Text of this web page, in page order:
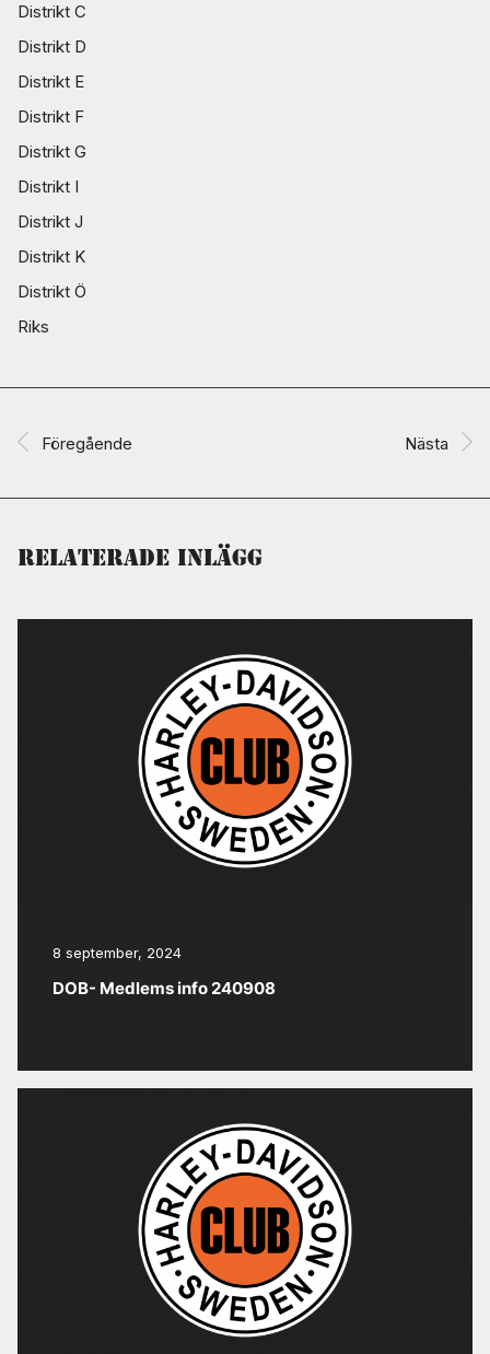
Distrikt C
Distrikt D
Distrikt E
Distrikt F
Distrikt G
Distrikt I
Distrikt J
Distrikt K
Distrikt Ö
Riks
Föregående Nästa
Relaterade inlägg
8 september, 2024
DOB- Medlems info 240908